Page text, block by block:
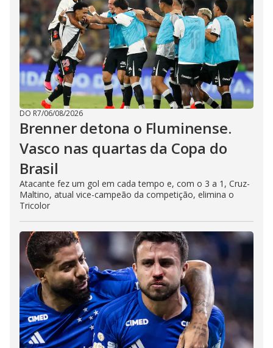
DO R7/06/08/2026
Brenner detona o Fluminense.
Vasco nas quartas da Copa do
Brasil
Atacante fez um gol em cada tempo e, com o 3 a 1, Cruz-
Maltino, atual vice-campeão da competição, elimina o
Tricolor